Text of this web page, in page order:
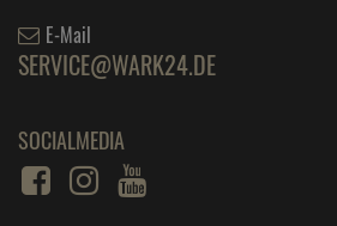
E-Mail
SERVICE@WARK24.DE
SOCIALMEDIA